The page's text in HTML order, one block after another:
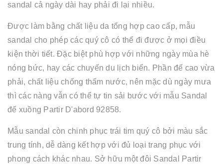
sandal cả ngày dài hay phải đi lại nhiều.
Được làm bằng chất liệu da tổng hợp cao cấp, mẫu
sandal cho phép các quý cô có thể đi được ở mọi điều
kiện thời tiết. Đặc biệt phù hợp với những ngày mùa hè
nóng bức, hay các chuyến du lịch biển. Phần đế cao vừa
phải, chất liệu chống thấm nước, nên mặc dù ngày mưa
thì các nàng vẫn có thể tự tin sải bước với mẫu Sandal
đế xuồng Partir D'abord 92858.
Mẫu sandal còn chinh phục trái tim quý cô bởi màu sắc
trung tính, dễ dàng kết hợp với đủ loại trang phục với
phong cách khác nhau. Sở hữu một đôi Sandal Partir